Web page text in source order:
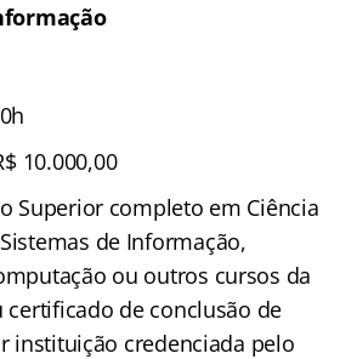
10.000,00
Superior completo em Ciência
de Informação,
ou outros cursos da
certificado de conclusão de
instituição credenciada pelo